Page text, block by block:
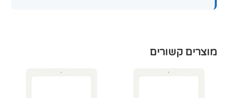
מוצרים קשורים